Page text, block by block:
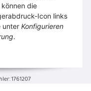
die
Icon links
unter Konfigurieren
.
1761207